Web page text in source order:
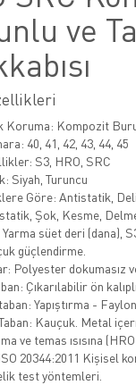
ve
Koruma: Kompozit
40, 41, 42, 43, 44, 45
S3, HRO, SRC
Siyah, Turuncu
Göre: Antistatik,
Şok, Kesme,
süet deri (dana),
güçlendirme.
Polyester dokumasız
Çıkarılabilir ön
Yapıştırma - Faylon.
Kauçuk. Metal
ve temas ısısına
20344:2011 Kişisel
test yöntemleri.